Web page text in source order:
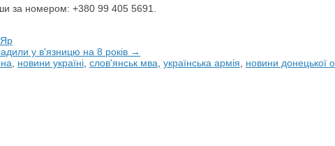
за номером: +380 99 405 5691.
Яр
у в'язницю на 8 років →
, новини україні, слов'янськ мва, українська армія, новини донецької